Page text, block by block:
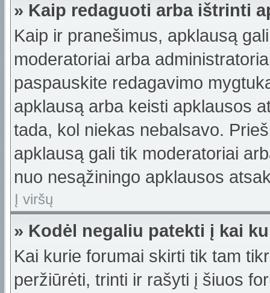
» Kaip redaguoti arba ištrinti
Kaip ir pranešimus, apklausą
moderatoriai arba
paspauskite redagavimo
apklausą arba keisti apklausos
tada, kol niekas nebalsavo.
apklausą gali tik moderatoriai
nuo nesąžiningo apklausos
Į viršų
» Kodėl negaliu patekti į kai
Kai kurie forumai skirti tik tam
peržiūrėti, trinti ir rašyti į šiuos